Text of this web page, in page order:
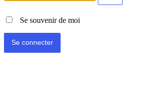
Se souvenir de moi